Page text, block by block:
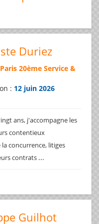
Duriez
Paris 20ème Service &
: 12 juin 2026
ans, j'accompagne les
contentieux
concurrence, litiges
contrats ...
Guilhot